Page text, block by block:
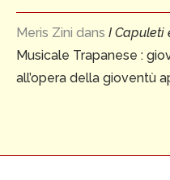
Meris Zini dans I Capuleti
Musicale Trapanese :
all’opera della gioventù